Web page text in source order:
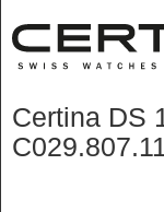
Certina DS